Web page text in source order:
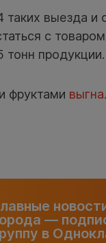
выезда и
с
тонн продукции.
фруктами
—
в